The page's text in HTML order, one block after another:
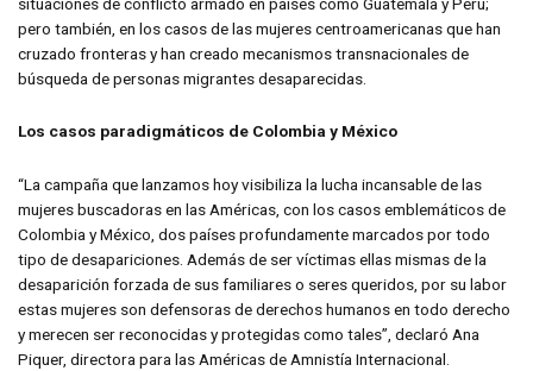
pero también, en los casos de las mujeres centroamericanas que han
cruzado fronteras y han creado mecanismos transnacionales de
búsqueda de personas migrantes desaparecidas.
Los casos paradigmáticos de Colombia y México
“La campaña que lanzamos hoy visibiliza la lucha incansable de las
mujeres buscadoras en las Américas, con los casos emblemáticos de
Colombia y México, dos países profundamente marcados por todo
tipo de desapariciones. Además de ser víctimas ellas mismas de la
desaparición forzada de sus familiares o seres queridos, por su labor
estas mujeres son defensoras de derechos humanos en todo derecho
y merecen ser reconocidas y protegidas como tales”, declaró Ana
Piquer, directora para las Américas de Amnistía Internacional.